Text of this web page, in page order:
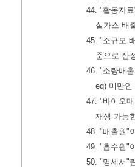
44. "활동자
실가스 배
45. "소규모
준으로 산
46. "소량배
eq) 미만
47. "바이오
재생 가능
48. "배출원"
49. "흡수원"
50. "명세서"